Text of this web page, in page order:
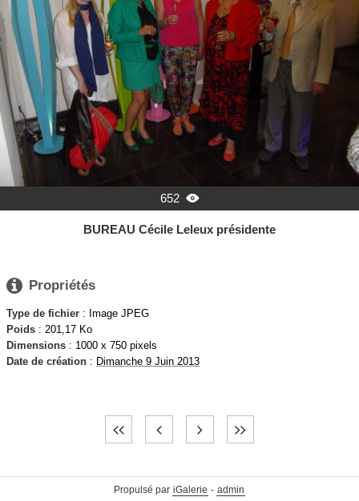
652 
BUREAU Cécile Leleux présidente
 Propriétés
Type de fichier : Image JPEG
Poids : 201,17 Ko
Dimensions : 1000 x 750 pixels
Date de création : Dimanche 9 Juin 2013
Propulsé par iGalerie - admin